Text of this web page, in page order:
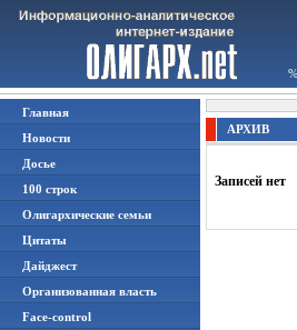
Главная
Новости
Досье
100 строк
Олигархические семьи
Цитаты
Дайджест
Организованная власть
Face-control
АРХИВ
Записей нет